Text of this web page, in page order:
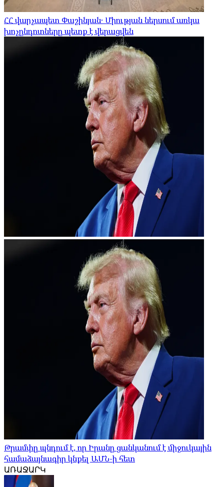
ՀՀ վարչապետ Փաշինյան․ Միության ներսում առկա
խոչընդոտները պետք է վերացվեն
Թրամփը պնդում է, որ Իրանը ցանկանում է միջուկային
համաձայնագիր կնքել ԱՄՆ-ի հետ
ԱՌԱՋԱՐԿ